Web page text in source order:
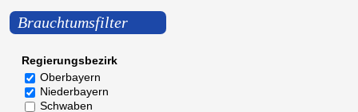
Brauchtumsfilter
Regierungsbezirk
Oberbayern
Niederbayern
Schwaben